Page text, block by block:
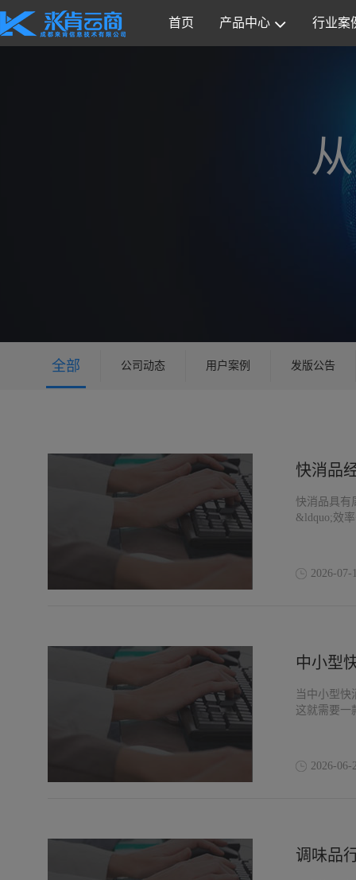
首页 产品中心 行业案
全部 公司动态 用户案例 发版公告
快消品
快消品具有
&ldquo;效
2026-07-
中小型
当中小型快
这就需要一
2026-06-
调味品